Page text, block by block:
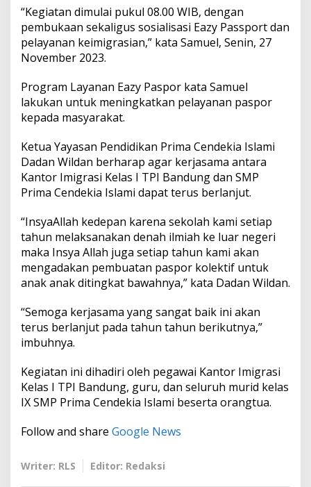
i
g
r
a
n
d
M
P
P
r
a
C
e
n
d
e
i
a
a
m
i
“Kegiatan dimulai pukul 08.00 WIB, dengan
pembukaan sekaligus sosialisasi Eazy Passport dan
pelayanan keimigrasian,” kata Samuel, Senin, 27
November 2023.
Program Layanan Eazy Paspor kata Samuel
lakukan untuk meningkatkan pelayanan paspor
kepada masyarakat.
Ketua Yayasan Pendidikan Prima Cendekia Islami
Dadan Wildan berharap agar kerjasama antara
Kantor Imigrasi Kelas I TPI Bandung dan SMP
Prima Cendekia Islami dapat terus berlanjut.
“InsyaAllah kedepan karena sekolah kami setiap
tahun melaksanakan denah ilmiah ke luar negeri
maka Insya Allah juga setiap tahun kami akan
mengadakan pembuatan paspor kolektif untuk
anak anak ditingkat bawahnya,” kata Dadan Wildan.
“Semoga kerjasama yang sangat baik ini akan
terus berlanjut pada tahun tahun berikutnya,”
imbuhnya.
Kegiatan ini dihadiri oleh pegawai Kantor Imigrasi
Kelas I TPI Bandung, guru, dan seluruh murid kelas
IX SMP Prima Cendekia Islami beserta orangtua.
Follow and share Google News
Writer: RLS Editor: Redaksi